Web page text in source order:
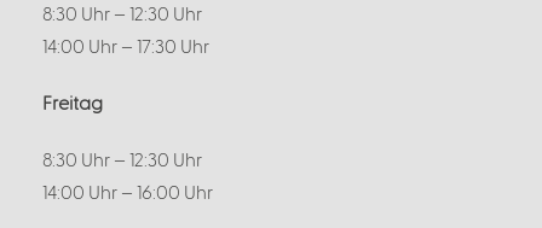
8:30 Uhr – 12:30 Uhr
14:00 Uhr – 17:30 Uhr
Freitag
8:30 Uhr – 12:30 Uhr
14:00 Uhr – 16:00 Uhr